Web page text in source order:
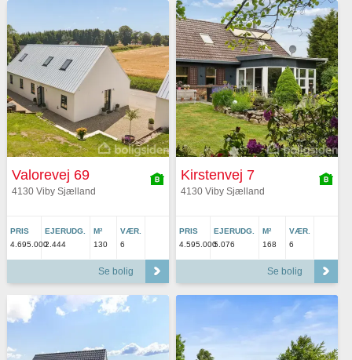
Valorevej 69
4130 Viby Sjælland
PRIS
4.695.000
EJERUDG.
2.444
M²
130
VÆR.
6
Se bolig
Kirstenvej 7
4130 Viby Sjælland
PRIS
4.595.000
EJERUDG.
5.076
M²
168
VÆR.
6
Se bolig